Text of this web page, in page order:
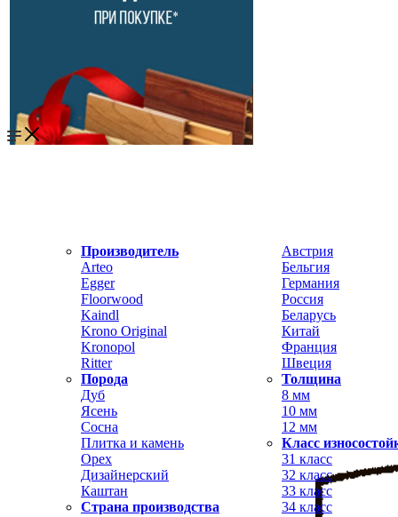
Производитель
Arteo
Egger
Floorwood
Kaindl
Krono Original
Kronopol
Ritter
Порода
Дуб
Ясень
Сосна
Плитка и камень
Орех
Дизайнерский
Каштан
Страна производства
Австрия
Бельгия
Германия
Россия
Беларусь
Китай
Франция
Швеция
Толщина
8 мм
10 мм
12 мм
Класс
31 класс
32 класс
33 класс
34 класс